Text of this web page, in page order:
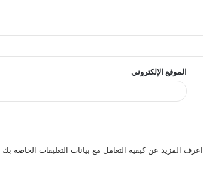
الموقع الإلكتروني
اعرف المزيد عن كيفية التعامل مع بيانات التعليقات الخاصة بك